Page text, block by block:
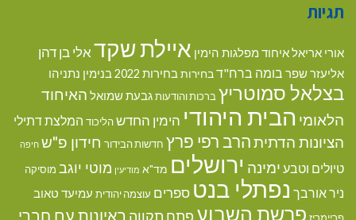
תגיות
אורי אריאלאיחוד מפלגות הימין איילת שקדאלי בן דהן
אליעזר שפר בומה ברח"דבחירות בחירות 2022 בנימין נתניהו
בצלאל סמוטריץ ברכות והודעותגבעת שמואל האיחוד
הלאומי הבית היהודי הימין החדשהליכוד המלצת דתילי
הציונות הדתיתהרב רפי פרץ חדשות הבידור חידון פ"ש חיפה
טיולים וטבע ימינה ירושלים מד"א מודיעין מוטי יוגב מוסיקה
ניר אורבך נפתלי בנט ספרים עוצמה יהודית עמיעד טאוב
פרשת השבוע פתח תקווה ראיונות עם חברי